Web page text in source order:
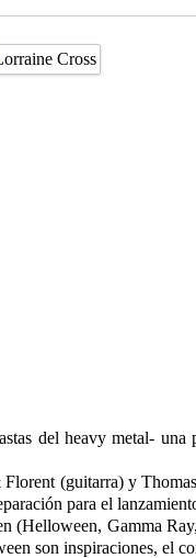
del heavy metal-
(guitarra) y
para el
(Helloween, Gamma
son inspiraciones, el